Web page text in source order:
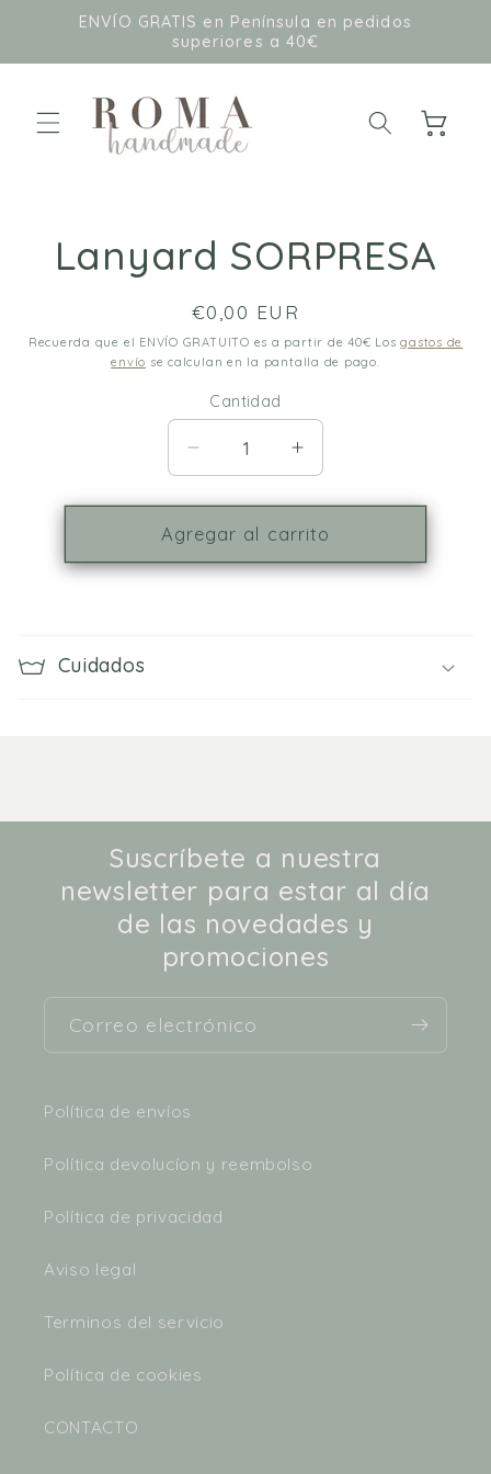
directamenteENVÍO GRATIS en Península en pedidos
superiores a 40€
Carrito
información
del producto
Lanyard SORPRESA
Precio
habitual
€0,00 EUR
Recuerda que el ENVÍO GRATUITO es a partir de 40€ Losgastos de
envío se calculan en la pantalla de pago.
Cantidad
Cantidad
Reducir
cantidad
para
Lanyard
SORPRESA
Aumentar
cantidad
para
Lanyard
SORPRESA
Agregar al carrito
Cuidados
Suscríbete a nuestra
newsletter para estar al día
de las novedades y
promociones
Correo electrónico
Política de envíos
Política devolucíon y reembolso
Política de privacidad
Aviso legal
Terminos del servicio
Política de cookies
CONTACTO